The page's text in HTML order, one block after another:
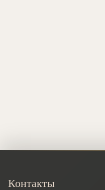
Контакты